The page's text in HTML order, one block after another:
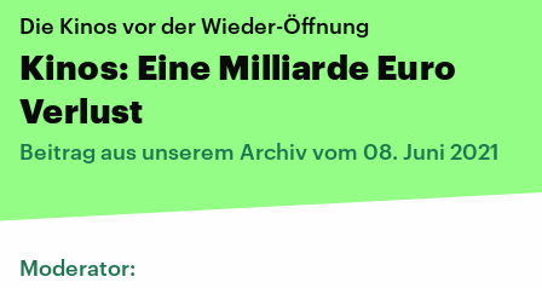
Die Kinos vor der Wieder-Öffnung
Kinos: Eine Milliarde Euro
Verlust
Beitrag aus unserem Archiv vom 08. Juni 2021
Moderator: